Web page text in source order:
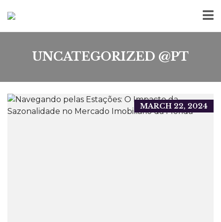
UNCATEGORIZED @PT
MARCH 22, 2024